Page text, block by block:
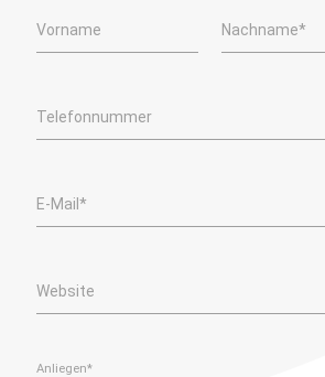
Vorname Nachname*
Telefonnummer
E-Mail*
Website
Anliegen*